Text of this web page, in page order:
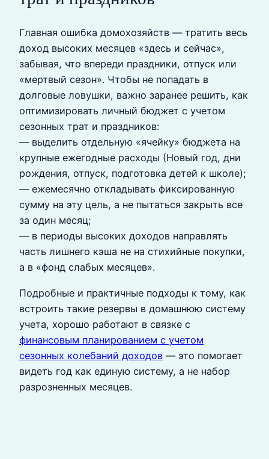
Главная ошибка домохозяйств — тратить весь
доход высоких месяцев «здесь и сейчас»,
забывая, что впереди праздники, отпуск или
«мертвый сезон». Чтобы не попадать в
долговые ловушки, важно заранее решить, как
оптимизировать личный бюджет с учетом
сезонных трат и праздников:
— выделить отдельную «ячейку» бюджета на
крупные ежегодные расходы (Новый год, дни
рождения, отпуск, подготовка детей к школе);
— ежемесячно откладывать фиксированную
сумму на эту цель, а не пытаться закрыть все
за один месяц;
— в периоды высоких доходов направлять
часть лишнего кэша не на стихийные покупки,
а в «фонд слабых месяцев».
Подробные и практичные подходы к тому, как
встроить такие резервы в домашнюю систему
учета, хорошо работают в связке с
финансовым планированием с учетом
сезонных колебаний доходов — это помогает
видеть год как единую систему, а не набор
разрозненных месяцев.